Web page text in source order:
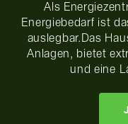
Als
Energiebedarf ist
auslegbar.Das
Anlagen, bietet
und eine